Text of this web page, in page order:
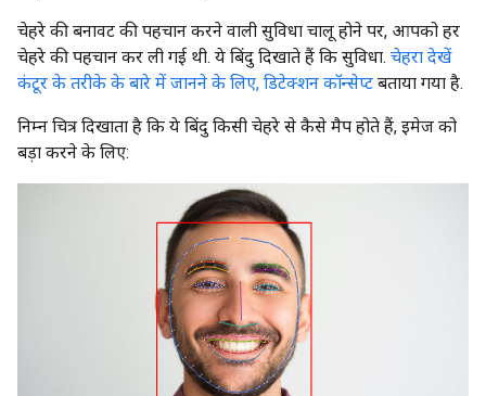
चेहरे की बनावट की पहचान करने वाली सुविधा चालू होने पर, आपको हर
चेहरे की पहचान कर ली गई थी. ये बिंदु दिखाते हैं कि सुविधा. चेहरा देखें
कंटूर के तरीके के बारे में जानने के लिए, डिटेक्शन कॉन्सेप्ट बताया गया है.
निम्न चित्र दिखाता है कि ये बिंदु किसी चेहरे से कैसे मैप होते हैं, इमेज को
बड़ा करने के लिए: